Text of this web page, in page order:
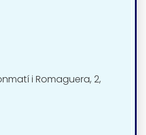
i Romaguera, 2,